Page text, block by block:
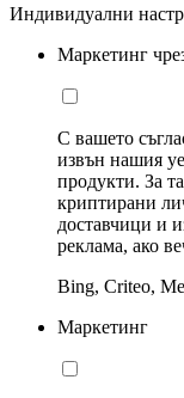
Индивидуални
Маркетинг
С вашето
извън нашия
продукти. За
криптирани
доставчици и
реклама, ако
Bing, Criteo,
Маркетинг